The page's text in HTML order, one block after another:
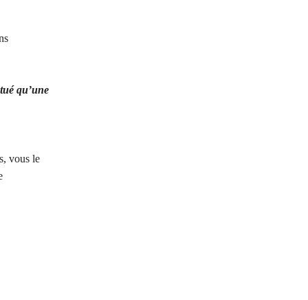
qu’une
vous le